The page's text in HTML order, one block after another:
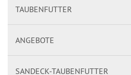
TAUBENFUTTER
ANGEBOTE
SANDECK-TAUBENFUTTER